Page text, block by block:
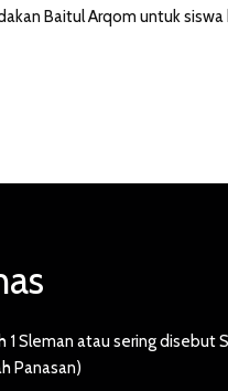
Baitul Arqom untuk siswa
1 Sleman atau sering disebut
Panasan)